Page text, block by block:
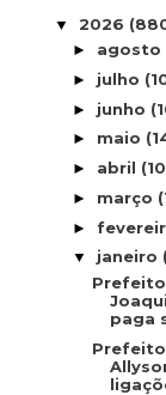
▼ 2026
► agosto
► julho
► junho
► maio
► abril
► março
►
▼ janeiro
paga